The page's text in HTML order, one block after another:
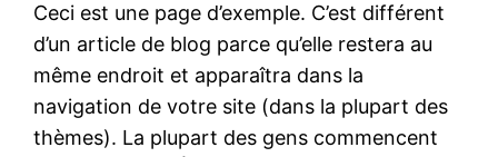
Ceci est une page d’exemple. C’est différent
d’un article de blog parce qu’elle restera au
même endroit et apparaîtra dans la
navigation de votre site (dans la plupart des
thèmes). La plupart des gens commencent